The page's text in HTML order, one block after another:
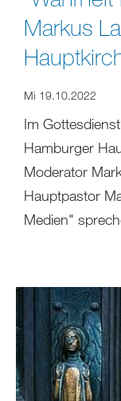
Markus
Mi 19.10.2022
Im
Hamburger
Moderator
Hauptpastor
Medien"